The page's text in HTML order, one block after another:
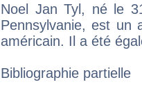
Noel Jan Tyl, né le
Pennsylvanie, est un
américain. Il a été
Bibliographie partielle